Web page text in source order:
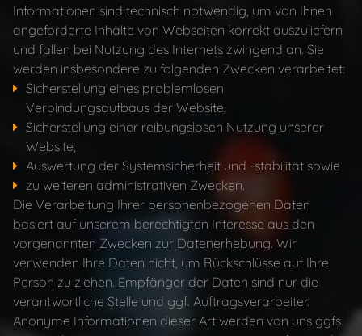
Informationen sind technisch notwendig, um von Ihnen
angeforderte Inhalte von Webseiten korrekt auszuliefern
und fallen bei Nutzung des Internets zwingend an. Sie
werden insbesondere zu folgenden Zwecken verarbeitet:
Sicherstellung eines problemlosen
Verbindungsaufbaus der Website,
Sicherstellung einer reibungslosen Nutzung unserer
Website,
Auswertung der Systemsicherheit und -stabilität sowie
zu weiteren administrativen Zwecken.
Die Verarbeitung Ihrer personenbezogenen Daten
basiert auf unserem berechtigten Interesse aus den
vorgenannten Zwecken zur Datenerhebung. Wir
verwenden Ihre Daten nicht, um Rückschlüsse auf Ihre
Person zu ziehen. Empfänger der Daten sind nur die
verantwortliche Stelle und ggf. Auftragsverarbeiter.
Anonyme Informationen dieser Art werden von uns ggfs.